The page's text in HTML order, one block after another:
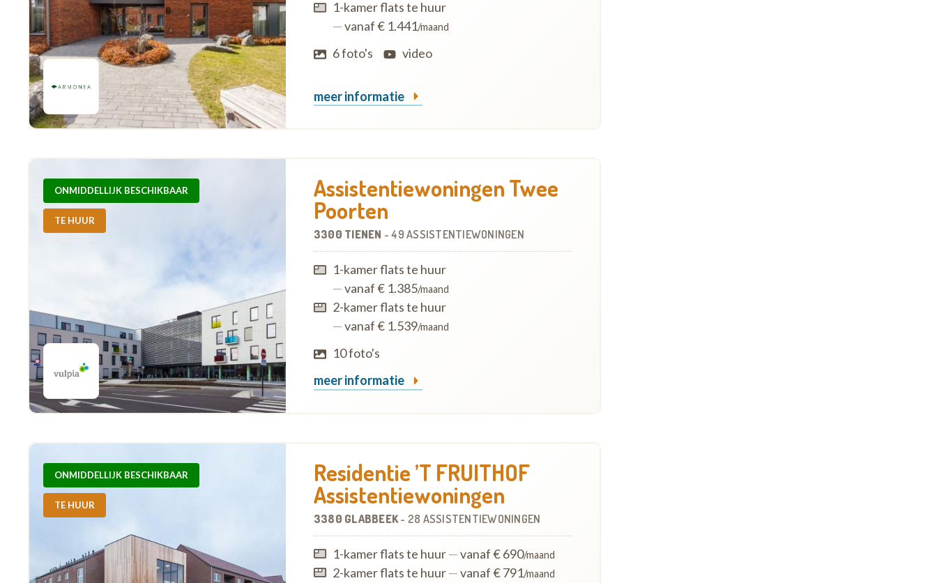
1-kamer flats te huur
—vanaf € 1.441/maand
6 foto's video
meer informatie
ONMIDDELLIJK BESCHIKBAAR
TE HUUR
Assistentiewoningen Twee
Poorten
3300 TIENEN -49 ASSISTENTIEWONINGEN
1-kamer flats te huur
—vanaf € 1.385/maand
2-kamer flats te huur
—vanaf € 1.539/maand
10 foto's
meer informatie
ONMIDDELLIJK BESCHIKBAAR
TE HUUR
Residentie ’T FRUITHOF
Assistentiewoningen
3380 GLABBEEK- 28 ASSISTENTIEWONINGEN
1-kamer flats te huur—vanaf € 690/maand
2-kamer flats te huur—vanaf € 791/maand